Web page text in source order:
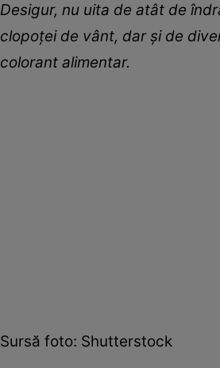
Desigur, nu uita de atât de
clopoței de vânt, dar și de
colorant alimentar.
Sursă foto: Shutterstock